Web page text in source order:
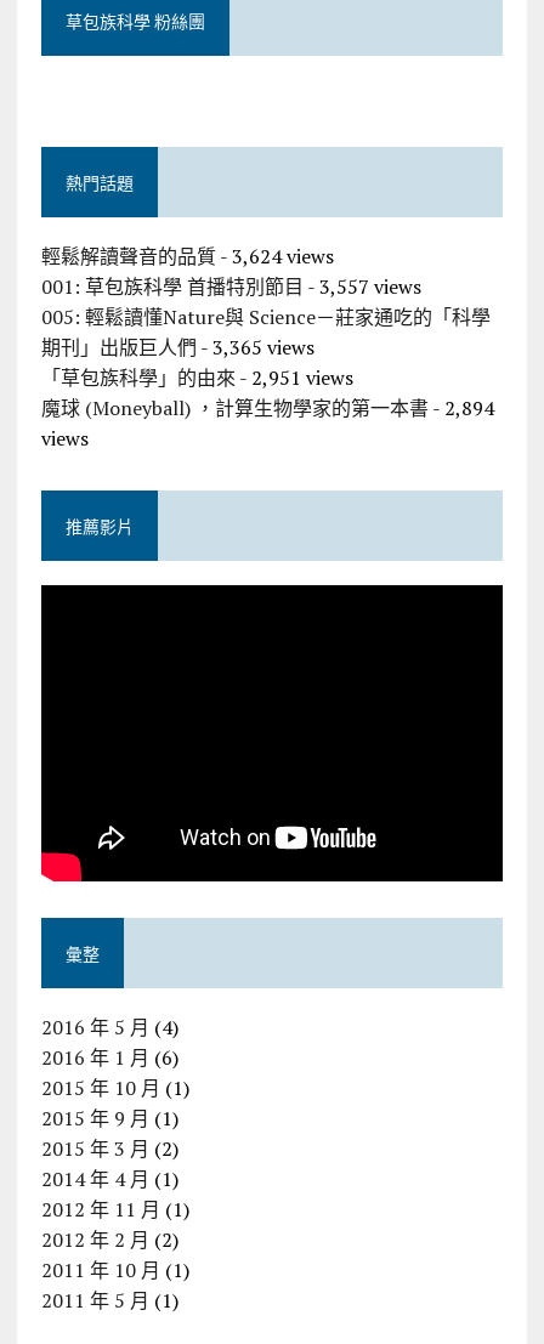
草包族科學 粉絲團
熱門話題
輕鬆解讀聲音的品質- 3,624 views
001: 草包族科學 首播特別節目 - 3,557 views
005: 輕鬆讀懂Nature與 Science－莊家通吃的「科學
期刊」出版巨人們 - 3,365 views
「草包族科學」的由來 - 2,951 views
魔球 (Moneyball) ，計算生物學家的第一本書- 2,894
views
推薦影片
彙整
2016 年 5 月 (4)
2016 年 1 月 (6)
2015 年 10 月 (1)
2015 年 9 月 (1)
2015 年 3 月 (2)
2014 年 4 月 (1)
2012 年 11 月 (1)
2012 年 2 月 (2)
2011 年 10 月 (1)
2011 年 5 月 (1)